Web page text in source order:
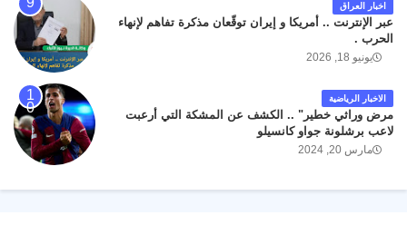
اخبار العراق
عبر الإنترنت .. أمريكا و إيران توقّعان مذكرة تفاهم لإنهاء
الحرب .
يونيو 18, 2026
الاخبار الرياضية
مرض وراثي خطير" .. الكشف عن المشكة التي أرعبت
لاعب برشلونة جواو كانسيلو
مارس 20, 2024